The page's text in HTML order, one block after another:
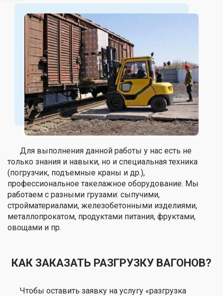
Для выполнения данной работы у нас есть не
только знания и навыки, но и специальная техника
(погрузчик, подъемные краны и др.),
профессиональное такелажное оборудование. Мы
работаем с разными грузами: сыпучими,
стройматериалами, железобетонными изделиями,
металлопрокатом, продуктами питания, фруктами,
овощами и пр.
КАК ЗАКАЗАТЬ РАЗГРУЗКУ ВАГОНОВ?
Чтобы оставить заявку на услугу «разгрузка